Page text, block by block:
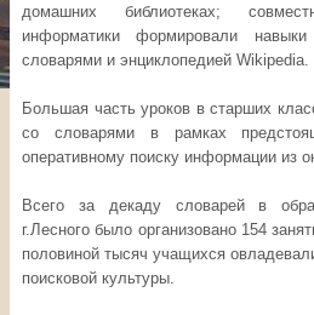
домашних библиотеках;
информатики формировали
словарями и энциклопедией Wikipedia.
Большая часть уроков в старших
со словарями в рамках
оперативному поиску информации из
Всего за декаду словарей в
г.Лесного было организовано 154
половиной тысяч учащихся
поисковой культуры.